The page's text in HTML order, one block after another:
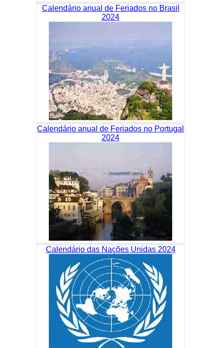
Calendário anual de Feriados no Brasil
2024
Calendário anual de Feriados no Portugal
2024
Calendário das Nações Unidas 2024